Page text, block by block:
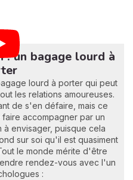
: un bagage lourd à
lourd à porter qui peut
les relations amoureuses.
de s'en défaire, mais ce
accompagner par un
envisager, puisque cela
sur soi qu'il est quasiment
le monde mérite d'être
rendez-vous avec l'un
: